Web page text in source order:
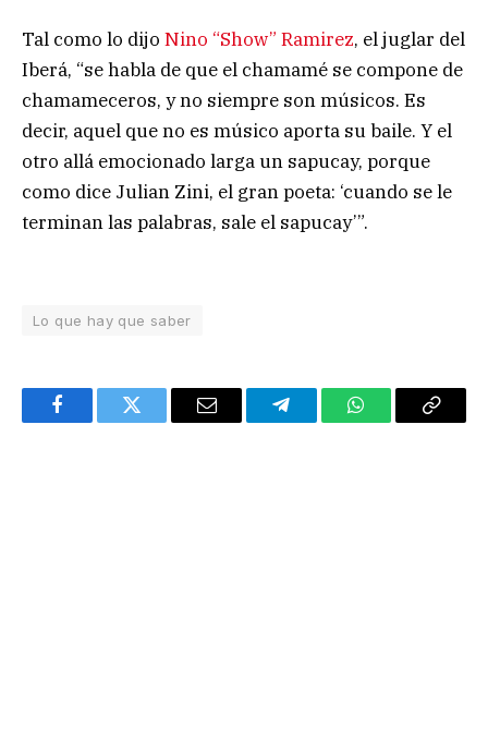
Tal como lo dijo Nino “Show” Ramirez, el juglar del
Iberá, “se habla de que el chamamé se compone de
chamameceros, y no siempre son músicos. Es
decir, aquel que no es músico aporta su baile. Y el
otro allá emocionado larga un sapucay, porque
como dice Julian Zini, el gran poeta: ‘cuando se le
terminan las palabras, sale el sapucay’”.
Lo que hay que saber
FacebookTwitter Email TelegramWhatsAppCopy